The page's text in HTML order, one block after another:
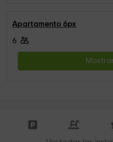
Apartamento 6px
6